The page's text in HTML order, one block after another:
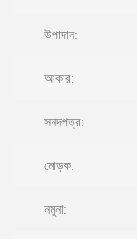
উপাদান:
আকার:
সনদপত্র:
মোড়ক:
নমুনা: